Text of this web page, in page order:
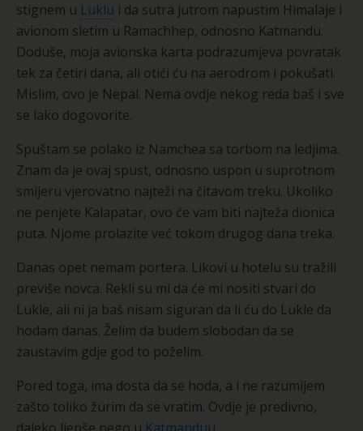
stignem u Luklu i da sutra jutrom napustim Himalaje i
avionom sletim u Ramachhep, odnosno Katmandu.
Doduše, moja avionska karta podrazumjeva povratak
tek za četiri dana, ali otići ću na aerodrom i pokušati.
Mislim, ovo je Nepal. Nema ovdje nekog reda baš i sve
se lako dogovorite.
Spuštam se polako iz Namchea sa torbom na ledjima.
Znam da je ovaj spust, odnosno uspon u suprotnom
smijeru vjerovatno najteži na čitavom treku. Ukoliko
ne penjete Kalapatar, ovo će vam biti najteža dionica
puta. Njome prolazite već tokom drugog dana treka.
Danas opet nemam portera. Likovi u hotelu su tražili
previše novca. Rekli su mi da će mi nositi stvari do
Lukle, ali ni ja baš nisam siguran da li ću do Lukle da
hodam danas. Želim da budem slobodan da se
zaustavim gdje god to poželim.
Pored toga, ima dosta da se hoda, a i ne razumijem
zašto toliko žurim da se vratim. Ovdje je predivno,